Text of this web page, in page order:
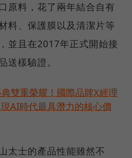
原料，花了兩年結合自有
料、保護膜以及清潔片等
並且在2017年正式開始接
送樣驗證。
雙重榮耀！國際品牌X經理
AI時代最具潛力的核心價
太士的產品性能雖然不